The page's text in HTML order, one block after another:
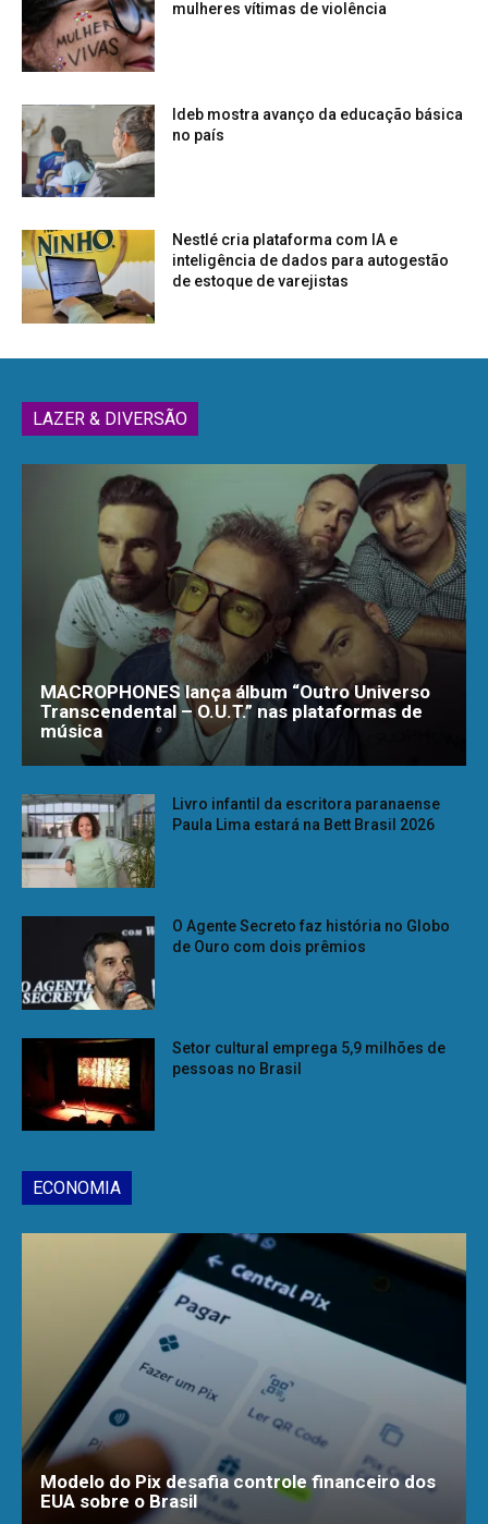
mulheres vítimas de violência
Ideb mostra avanço da educação básica
no país
Nestlé cria plataforma com IA e
inteligência de dados para autogestão
de estoque de varejistas
LAZER & DIVERSÃO
MACROPHONES lança álbum “Outro Universo
Transcendental – O.U.T.” nas plataformas de
música
Livro infantil da escritora paranaense
Paula Lima estará na Bett Brasil 2026
O Agente Secreto faz história no Globo
de Ouro com dois prêmios
Setor cultural emprega 5,9 milhões de
pessoas no Brasil
ECONOMIA
Modelo do Pix desafia controle financeiro dos
EUA sobre o Brasil